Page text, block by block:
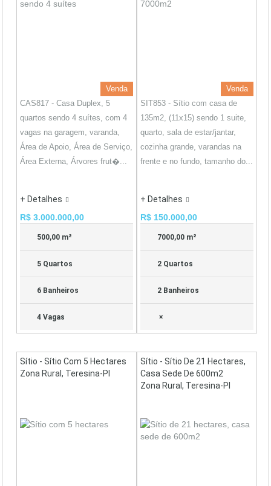
Venda
CAS817 - Casa Duplex, 5
quartos sendo 4 suítes, com 4
vagas na garagem, varanda,
Área de Apoio, Área de Serviço,
Área Externa, Árvores frut�...
+ Detalhes
R$ 3.000.000,00
500,00 m²
5 Quartos
6 Banheiros
4 Vagas
Venda
SIT853 - Sítio com casa de
135m2, (11x15) sendo 1 suite,
quarto, sala de estar/jantar,
cozinha grande, varandas na
frente e no fundo, tamanho do...
+ Detalhes
R$ 150.000,00
7000,00 m²
2 Quartos
2 Banheiros
×
Sítio - Sítio Com 5 Hectares
Zona Rural, Teresina-PI
Sítio - Sítio De 21 Hectares,
Casa Sede De 600m2
Zona Rural, Teresina-PI